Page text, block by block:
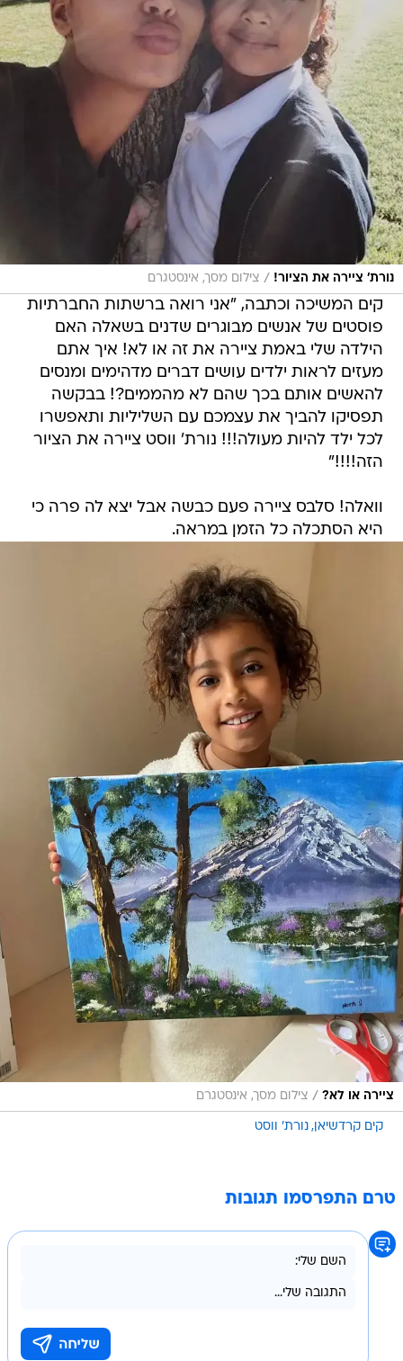
נורת' ציירה את הציור! / צילום מסך, אינסטגרם
קים המשיכה וכתבה, "אני רואה ברשתות החברתיות
פוסטים של אנשים מבוגרים שדנים בשאלה האם
הילדה שלי באמת ציירה את זה או לא! איך אתם
מעזים לראות ילדים עושים דברים מדהימים ומנסים
להאשים אותם בכך שהם לא מהממים?! בבקשה
תפסיקו להביך את עצמכם עם השליליות ותאפשרו
לכל ילד להיות מעולה!!! נורת' ווסט ציירה את הציור
הזה!!!!"
וואלה! סלבס ציירה פעם כבשה אבל יצא לה פרה כי
היא הסתכלה כל הזמן במראה.
ציירה או לא? / צילום מסך, אינסטגרם
קים קרדשיאן נורת' ווסט
טרם התפרסמו תגובות